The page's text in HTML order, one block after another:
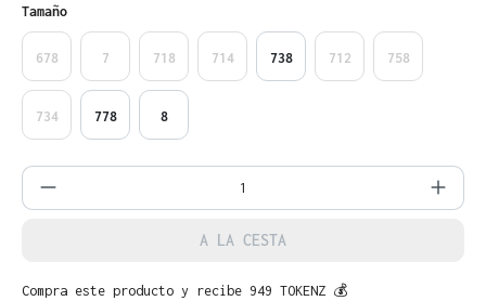
Seleccione
Tamaño
678 7 718 714 738 712 758
734 778 8
Cantidad del producto: introduce la
A LA CESTA
Compra este producto y recibe 949 TOKENZ 💰